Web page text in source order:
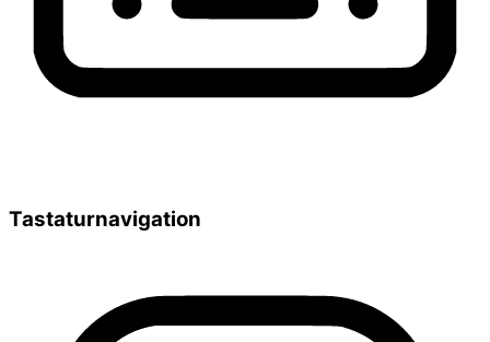
Tastaturnavigation